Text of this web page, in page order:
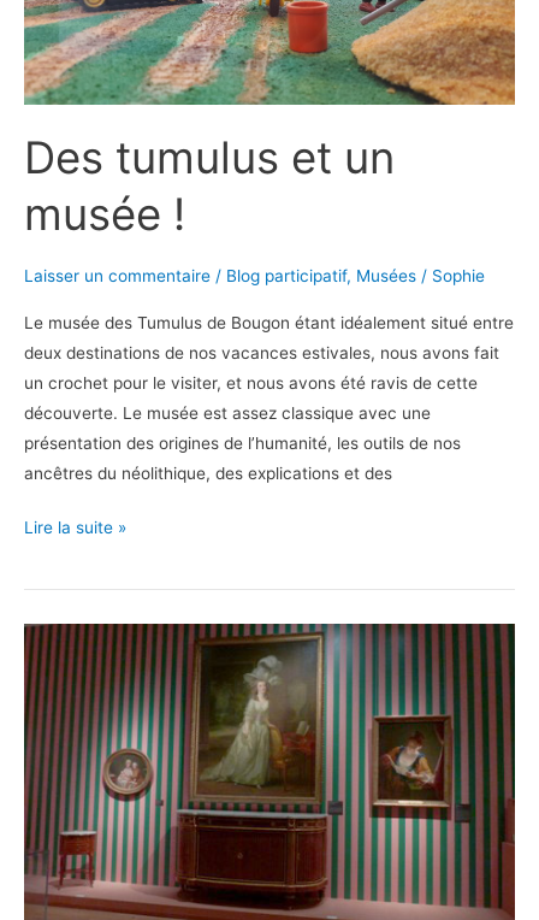
Des tumulus et un
musée !
Laisser un commentaire / Blog participatif, Musées / Sophie
Le musée des Tumulus de Bougon étant idéalement situé entre
deux destinations de nos vacances estivales, nous avons fait
un crochet pour le visiter, et nous avons été ravis de cette
découverte. Le musée est assez classique avec une
présentation des origines de l’humanité, les outils de nos
ancêtres du néolithique, des explications et des
Des
et
musée
!
Lire la suite »